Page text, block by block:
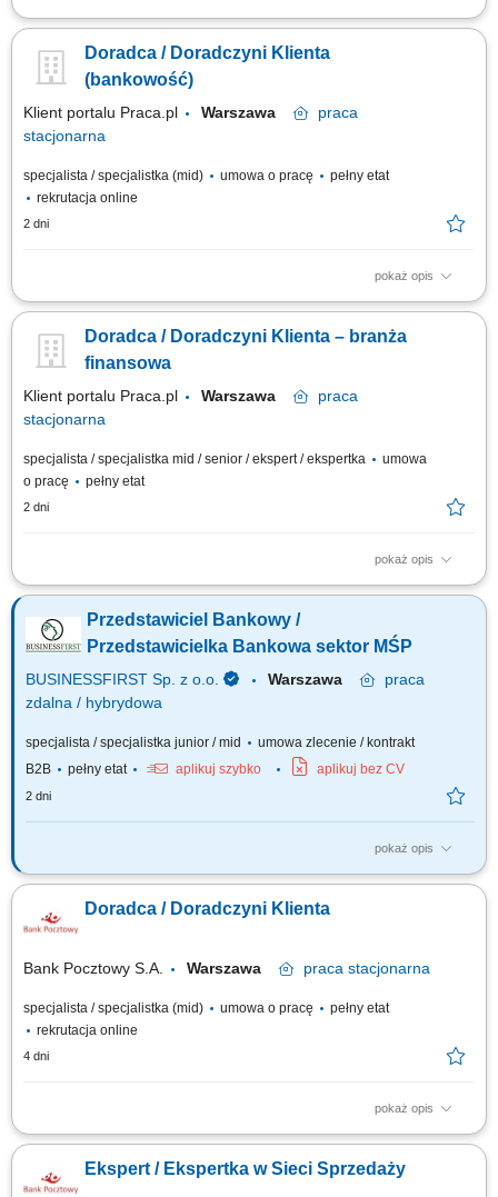
Analiza potrzeb finansowych klientów indywidualnych oraz sektora MŚP i
klientów oraz budowanie długoterminowych relacji biznesowych;
Sprzedaż produktów i usług bankowych, w tym funduszy inwestycyjnych;
Doradca / Doradczyni Klienta
(bankowość)
Klient portalu Praca.pl Warszawa
praca
stacjonarna
specjalista / specjalistka (mid) umowa o pracę
pełny etat
rekrutacja online
2 dni
pokaż opis
obsługa klientów; utrzymywanie dobrych relacji z klientami; realizacja
firm;
Doradca / Doradczyni Klienta – branża
finansowa
Klient portalu Praca.pl Warszawa
praca
stacjonarna
specjalista / specjalistka mid / senior / ekspert / ekspertka
umowa
o pracę
pełny etat
2 dni
pokaż opis
Aktywne pozyskiwanie klientów i budowanie z nimi długofalowych relacji.
rozwiązań finansowych. Sprzedaż produktów bankowych, w tym funduszy
inwestycyjnych. Operacyjna obsługa klientów indywidualnych i firm z
Przedstawiciel Bankowy /
Przedstawicielka Bankowa sektor MŚP
BUSINESSFIRST Sp. z o.o. Warszawa
praca
zdalna / hybrydowa
specjalista / specjalistka junior / mid
umowa zlecenie / kontrakt
B2B
pełny etat aplikuj szybko aplikuj bez CV
2 dni
pokaż opis
Opis stanowiska Pozyskiwanie klientów biznesowych oraz sprzedaż
bankowe, faktoring i inne rozwiązania finansowe. Rozwój w kierunku
multidoradcy poprzez poszerzanie oferty produktowej dla klientów
Doradca / Doradczyni Klienta
Bank Pocztowy S.A. Warszawa praca stacjonarna
specjalista / specjalistka (mid) umowa o pracę
pełny etat
rekrutacja online
4 dni
pokaż opis
Twój zakres obowiązków diagnozowanie potrzeb i oczekiwań Klientów,
sprzedażowych, kształtowanie pozytywnego wizerunku Banku poprzez
wysoką jakość obsługi, operacyjna obsługa Klientów detalicznych,
Ekspert / Ekspertka w Sieci Sprzedaży